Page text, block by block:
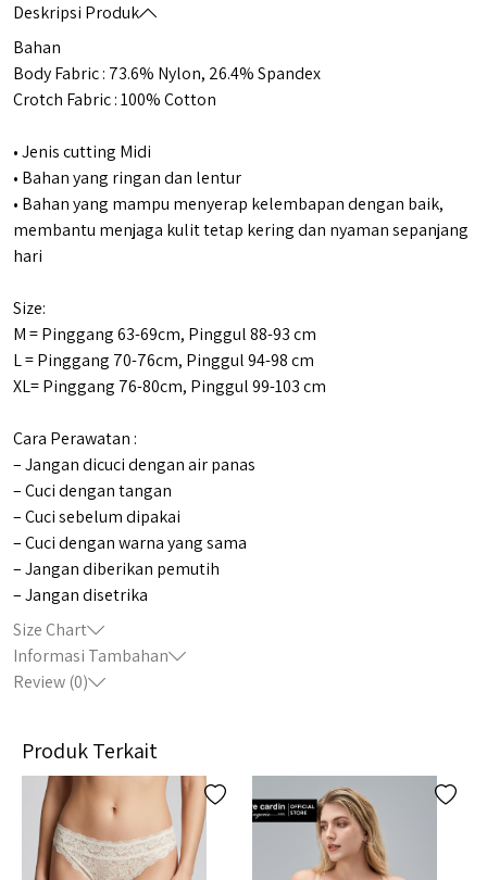
Deskripsi Produk
Bahan
Body Fabric : 73.6% Nylon, 26.4% Spandex
Crotch Fabric : 100% Cotton
• Jenis cutting Midi
• Bahan yang ringan dan lentur
• Bahan yang mampu menyerap kelembapan dengan baik,
membantu menjaga kulit tetap kering dan nyaman sepanjang
hari
Size:
M = Pinggang 63-69cm, Pinggul 88-93 cm
L = Pinggang 70-76cm, Pinggul 94-98 cm
XL= Pinggang 76-80cm, Pinggul 99-103 cm
Cara Perawatan :
– Jangan dicuci dengan air panas
– Cuci dengan tangan
– Cuci sebelum dipakai
– Cuci dengan warna yang sama
– Jangan diberikan pemutih
– Jangan disetrika
Size Chart
Informasi Tambahan
Review (0)
Produk Terkait